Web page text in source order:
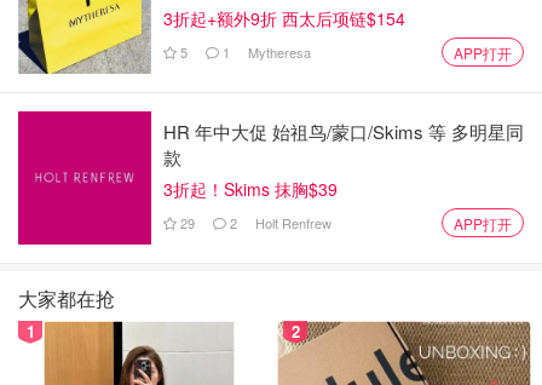
3折起+额外9折 西太后项链$154
5 1 Mytheresa APP打开
HR 年中大促 始祖鸟/蒙口/Skims 等 多明星同
款
3折起！Skims 抹胸$39
29 2 Holt Renfrew APP打开
大家都在抢
1 2